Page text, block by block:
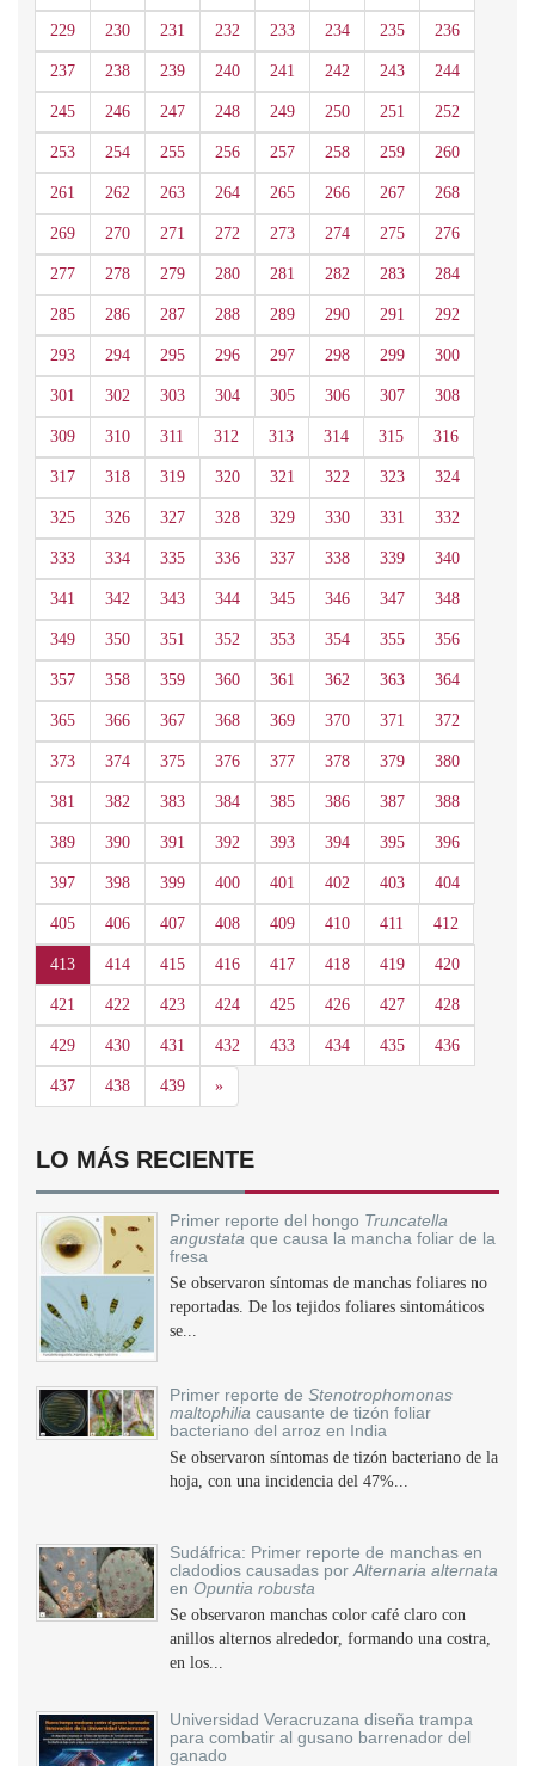
229 230 231 232 233 234 235 236
237 238 239 240 241 242 243 244
245 246 247 248 249 250 251 252
253 254 255 256 257 258 259 260
261 262 263 264 265 266 267 268
269 270 271 272 273 274 275 276
277 278 279 280 281 282 283 284
285 286 287 288 289 290 291 292
293 294 295 296 297 298 299 300
301 302 303 304 305 306 307 308
309 310 311 312 313 314 315 316
317 318 319 320 321 322 323 324
325 326 327 328 329 330 331 332
333 334 335 336 337 338 339 340
341 342 343 344 345 346 347 348
349 350 351 352 353 354 355 356
357 358 359 360 361 362 363 364
365 366 367 368 369 370 371 372
373 374 375 376 377 378 379 380
381 382 383 384 385 386 387 388
389 390 391 392 393 394 395 396
397 398 399 400 401 402 403 404
405 406 407 408 409 410 411 412
413 414 415 416 417 418 419 420
421 422 423 424 425 426 427 428
429 430 431 432 433 434 435 436
437 438 439 »Siguiente
LO MÁS RECIENTE
Primer reporte del hongo Truncatella
angustata que causa la mancha foliar de la
fresa
Se observaron síntomas de manchas foliares no
reportadas. De los tejidos foliares sintomáticos
se...
Primer reporte de Stenotrophomonas
maltophilia causante de tizón foliar
bacteriano del arroz en India
Se observaron síntomas de tizón bacteriano de la
hoja, con una incidencia del 47%...
Sudáfrica: Primer reporte de manchas en
cladodios causadas por Alternaria alternata
en Opuntia robusta
Se observaron manchas color café claro con
anillos alternos alrededor, formando una costra,
en los...
Universidad Veracruzana diseña trampa
para combatir al gusano barrenador del
ganado